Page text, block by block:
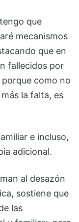
que
mecanismos
que en
fallecidos por
porque como no
la falta, es
e incluso,
adicional.
al desazón
sostiene que
las